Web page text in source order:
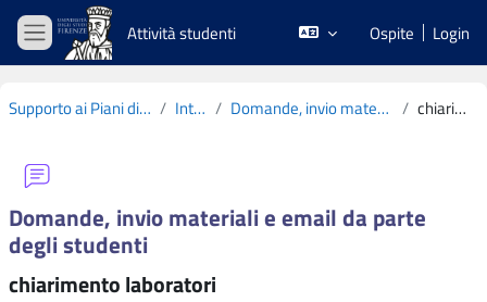
Vai al contenuto principale
Pannello laterale
Attività studenti Ospite Login
Supporto ai Piani di Studio CdS L19 2020-2021 Introduzione Domande, invio materiali e email da parte degli studenti chiarimento laboratori
Domande, invio materiali e email da parte
degli studenti
chiarimento laboratori